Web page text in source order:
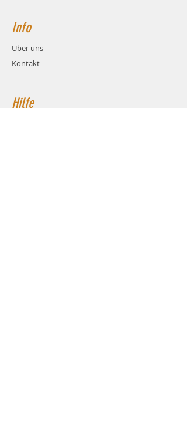
Info
Über uns
Kontakt
Hilfe